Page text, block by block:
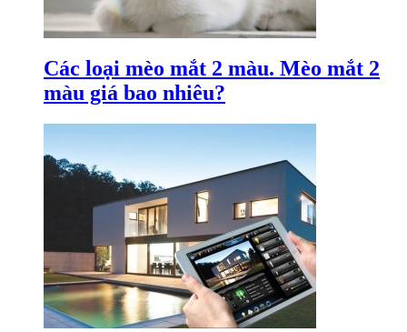
Các loại mèo mắt 2 màu. Mèo mắt 2
màu giá bao nhiêu?